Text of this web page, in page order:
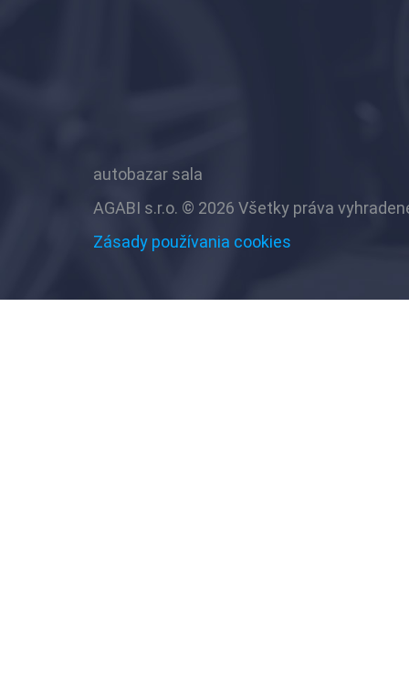
autobazar sala
AGABI s.r.o. © 2026 Všetky práva
Zásady používania cookies